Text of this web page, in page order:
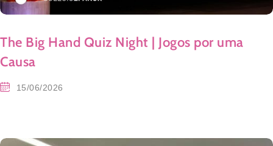
The Big Hand Quiz Night | Jogos por uma
Causa
15/06/2026